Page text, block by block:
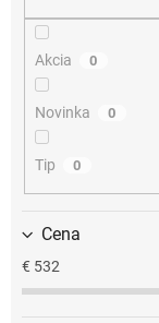
Akcia 0
Novinka 0
Tip 0
Cena
€ 532